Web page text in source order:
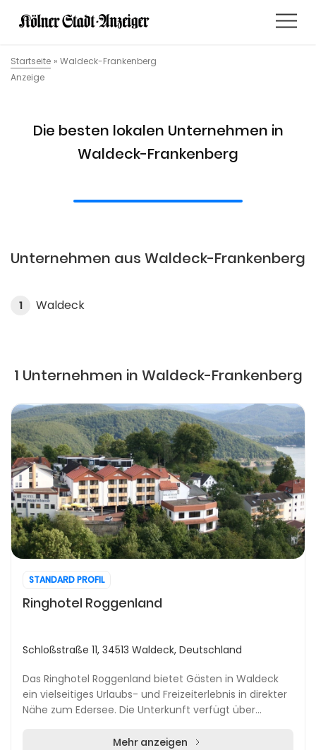
Startseite » Waldeck-Frankenberg
Anzeige
Die besten lokalen Unternehmen in
Waldeck-Frankenberg
Unternehmen aus Waldeck-Frankenberg
1 Waldeck
1 Unternehmen in Waldeck-Frankenberg
STANDARD PROFIL
Ringhotel Roggenland
Schloßstraße 11, 34513 Waldeck, Deutschland
Das Ringhotel Roggenland bietet Gästen in Waldeck
ein vielseitiges Urlaubs- und Freizeiterlebnis in direkter
Nähe zum Edersee. Die Unterkunft verfügt über
Mehr anzeigen